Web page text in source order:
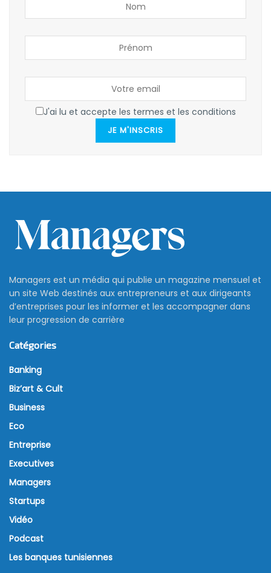
J'ai lu et accepte les termes et les conditions
JE M'INSCRIS
Managers est un média qui publie un magazine mensuel et
un site Web destinés aux entrepreneurs et aux dirigeants
d’entreprises pour les informer et les accompagner dans
leur progression de carrière
Catégories
Banking
Biz’art & Cult
Business
Eco
Entreprise
Executives
Managers
Startups
Vidéo
Podcast
Les banques tunisiennes